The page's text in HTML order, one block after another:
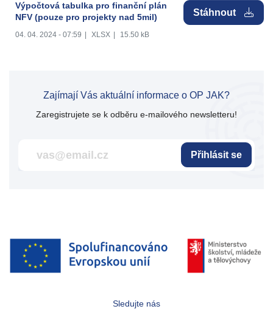
Výpočtová tabulka pro finanční plán
NFV (pouze pro projekty nad 5mil)
04. 04. 2024 - 07:59 XLSX 15.50 kB
Stáhnout
Zajímají Vás aktuální informace o OP JAK?
Zaregistrujete se k odběru e-mailového newsletteru!
Přihlásit se
Sledujte nás